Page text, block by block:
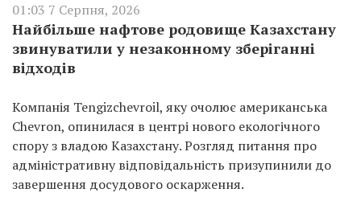
01:03 7 Серпня, 2026
Найбільше нафтове родовище Казахстану
звинуватили у незаконному зберіганні
відходів
Компанія Tengizchevroil, яку очолює американська
Chevron, опинилася в центрі нового екологічного
спору з владою Казахстану. Розгляд питання про
адміністративну відповідальність призупинили до
завершення досудового оскарження.